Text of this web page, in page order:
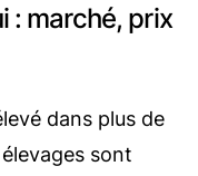
: marché, prix
dans plus de
sont